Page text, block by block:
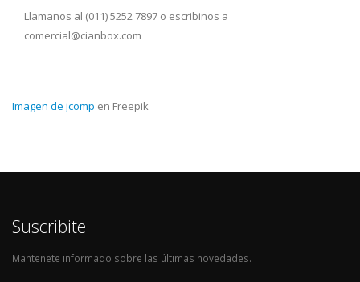
Llamanos al (011) 5252 7897 o escribinos a
comercial@cianbox.com
Imagen de jcomp en Freepik
Suscribite
Mantenete informado sobre las últimas novedades.